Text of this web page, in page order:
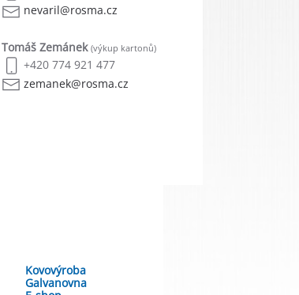
nevaril@rosma.cz
Tomáš Zemánek (výkup kartonů)
+420 774 921 477
zemanek@rosma.cz
Kovovýroba
Galvanovna